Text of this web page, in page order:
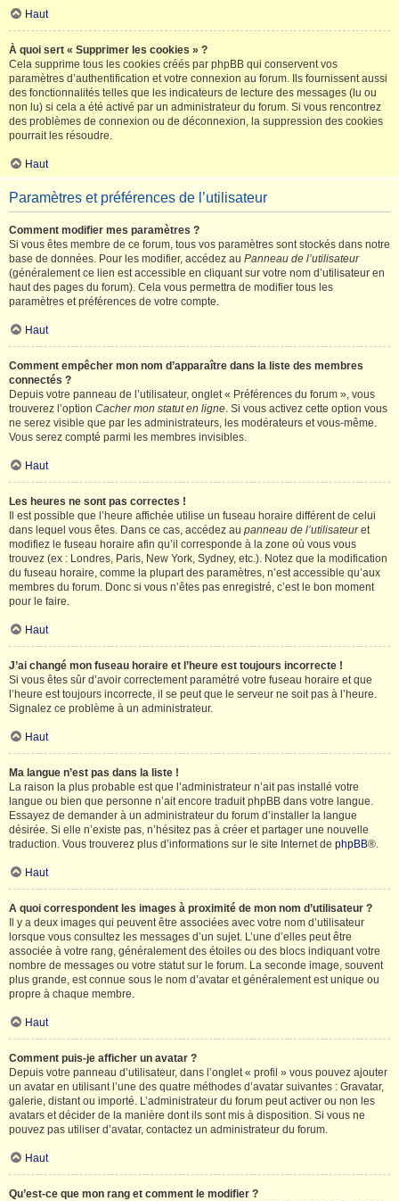
Haut
À quoi sert « Supprimer les cookies » ?
Cela supprime tous les cookies créés par phpBB qui conservent vos
paramètres d’authentification et votre connexion au forum. Ils fournissent aussi
des fonctionnalités telles que les indicateurs de lecture des messages (lu ou
non lu) si cela a été activé par un administrateur du forum. Si vous rencontrez
des problèmes de connexion ou de déconnexion, la suppression des cookies
pourrait les résoudre.
Haut
Paramètres et préférences de l’utilisateur
Comment modifier mes paramètres ?
Si vous êtes membre de ce forum, tous vos paramètres sont stockés dans notre
base de données. Pour les modifier, accédez au Panneau de l’utilisateur
(généralement ce lien est accessible en cliquant sur votre nom d’utilisateur en
haut des pages du forum). Cela vous permettra de modifier tous les
paramètres et préférences de votre compte.
Haut
Comment empêcher mon nom d’apparaître dans la liste des membres
connectés ?
Depuis votre panneau de l’utilisateur, onglet « Préférences du forum », vous
trouverez l’option Cacher mon statut en ligne. Si vous activez cette option vous
ne serez visible que par les administrateurs, les modérateurs et vous-même.
Vous serez compté parmi les membres invisibles.
Haut
Les heures ne sont pas correctes !
Il est possible que l’heure affichée utilise un fuseau horaire différent de celui
dans lequel vous êtes. Dans ce cas, accédez au panneau de l’utilisateuret
modifiez le fuseau horaire afin qu’il corresponde à la zone où vous vous
trouvez (ex : Londres, Paris, New York, Sydney, etc.). Notez que la modification
du fuseau horaire, comme la plupart des paramètres, n’est accessible qu’aux
membres du forum. Donc si vous n’êtes pas enregistré, c’est le bon moment
pour le faire.
Haut
J’ai changé mon fuseau horaire et l’heure est toujours incorrecte !
Si vous êtes sûr d’avoir correctement paramétré votre fuseau horaire et que
l’heure est toujours incorrecte, il se peut que le serveur ne soit pas à l’heure.
Signalez ce problème à un administrateur.
Haut
Ma langue n’est pas dans la liste !
La raison la plus probable est que l’administrateur n’ait pas installé votre
langue ou bien que personne n’ait encore traduit phpBB dans votre langue.
Essayez de demander à un administrateur du forum d’installer la langue
désirée. Si elle n’existe pas, n’hésitez pas à créer et partager une nouvelle
traduction. Vous trouverez plus d’informations sur le site Internet de phpBB®.
Haut
A quoi correspondent les images à proximité de mon nom d’utilisateur ?
Il y a deux images qui peuvent être associées avec votre nom d’utilisateur
lorsque vous consultez les messages d’un sujet. L’une d’elles peut être
associée à votre rang, généralement des étoiles ou des blocs indiquant votre
nombre de messages ou votre statut sur le forum. La seconde image, souvent
plus grande, est connue sous le nom d’avatar et généralement est unique ou
propre à chaque membre.
Haut
Comment puis-je afficher un avatar ?
Depuis votre panneau d’utilisateur, dans l’onglet « profil » vous pouvez ajouter
un avatar en utilisant l’une des quatre méthodes d’avatar suivantes : Gravatar,
galerie, distant ou importé. L’administrateur du forum peut activer ou non les
avatars et décider de la manière dont ils sont mis à disposition. Si vous ne
pouvez pas utiliser d’avatar, contactez un administrateur du forum.
Haut
Qu’est-ce que mon rang et comment le modifier ?